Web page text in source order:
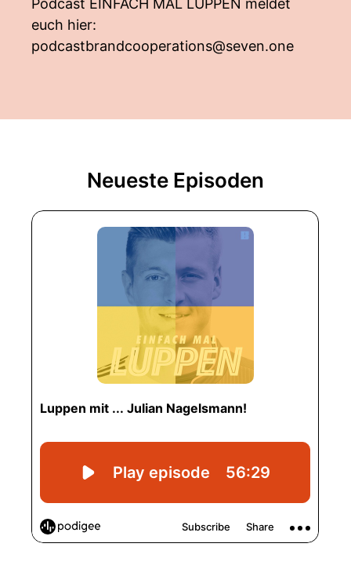
Podcast EINFACH MAL LUPPEN meldet
euch hier:
podcastbrandcooperations@seven.one
Neueste Episoden